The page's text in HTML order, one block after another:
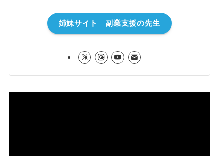
姉妹サイト 副業支援の先生